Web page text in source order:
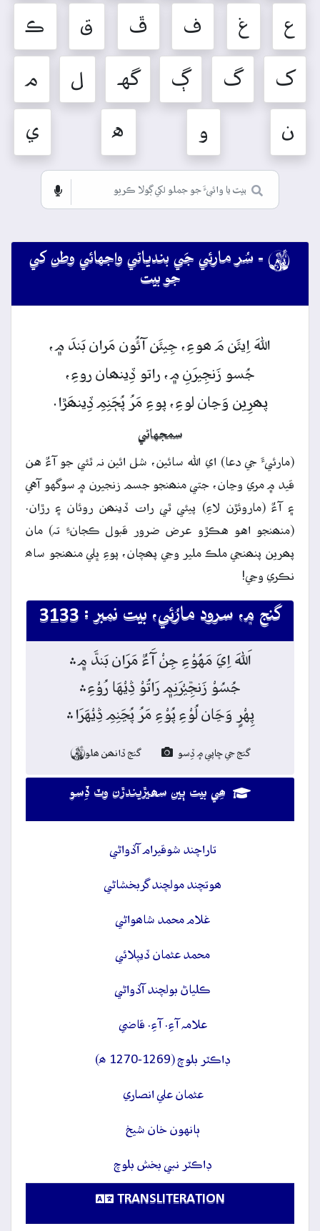
ع غ ف ڦ ق ڪ
ک گ ڳ گهہ ل م
ن و ه ي
 - سُر مارئي جَي بندياڻي واجهائي وطن کي
جو بيت
اللهَ اِيئَن مَ ھوءِ، جِيئَن آئُون مَران بَندَ ۾،
جُسو زَنجِيرَنِ ۾، راتو ڏِينھان روءِ،
پھرِين وَڃان لوءِ، پوءِ مَرُ پُڄَنِمِ ڏِينھَڙا.
سمجهاڻي
(مارئيءَ جي دعا) اي الله سائين، شل ائين نہ ٿئي جو آءٌ هن
قيد ۾ مري وڃان، جتي منھنجو جسم زنجيرن ۾ سوگهو آهي
۽ آءٌ (ماروئڙن لاءِ) پيئي ٿي رات ڏينھن روئان ۽ رڙان.
(منھنجو اهو هڪڙو عرض ضرور قبول ڪجانءِ تہ) مان
پھرين پنھنجي ملڪ ملير وڃي پھچان، پوءِ ڀلي منھنجو ساھ
نڪري وڃي!
گنج ۾، سرود مارُئي، بيت نمبر : 3133
اَللہَ اِيَ مَهُوْءِ جِنْ آَءٌ مَرَان بَندَّ م﮼﮶
جُسُوْ زَنجِّيْرَنِم﮼ رَاتُوْ ڎِيْهَا رُوْءِ﮶
پِهْرٍ وَڃَان لُوْءِ پُوْءِ مَرُ پُڃَنِمِ ڎِيْهَرَا﮶
گنج جي ڇاپي ۾ ڏِسو گنج ڏانھن ھلو
ھِي بيت ٻين سھيڙيندڙن وٽ ڏِسو
تاراچند شوقيرام آڏواڻي
ھوتچند مولچند گربخشاڻي
غلام محمد شاھواڻي
محمد عثمان ڏيپلائي
ڪلياڻ بولچند آڏواڻي
علامہ آءِ. آءِ. قاضي
ڊاڪٽر بلوچ (1269-1270 ھ)
عثمان علي انصاري
ٻانهون خان شيخ
ڊاڪٽر نبي بخش بلوچ
TRANSLITERATION